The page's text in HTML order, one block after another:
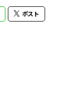
ポスト